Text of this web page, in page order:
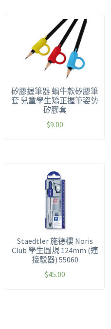
矽膠握筆器 蝸牛款矽膠筆
套 兒童學生矯正握筆姿勢
矽膠套
$9.00
Staedtler 施德樓 Noris
Club 學生圓規 124mm (連
接駁器) 55060
$45.00